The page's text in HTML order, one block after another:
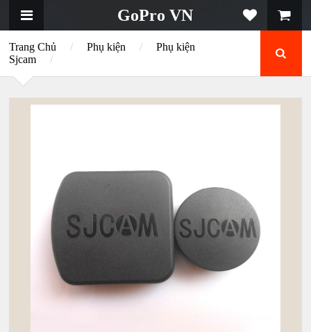
GoPro VN
Trang Chủ / Phụ kiện /
Phụ kiện
Sjcam
/